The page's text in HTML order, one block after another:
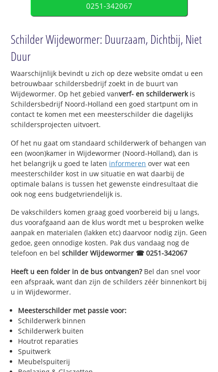
0251-342067
Schilder Wijdewormer: Duurzaam, Dichtbij, Niet
Duur
Waarschijnlijk bevindt u zich op deze website omdat u een
betrouwbaar schildersbedrijf zoekt in de buurt van
Wijdewormer. Op het gebied vanverf- en schilderwerkis
Schildersbedrijf Noord-Holland een goed startpunt om in
contact te komen met een meesterschilder die dagelijks
schildersprojecten uitvoert.
Of het nu gaat om standaard schilderwerk of behangen van
een (woon)kamer in Wijdewormer (Noord-Holland), dan is
het belangrijk u goed te laten informeren over wat een
meesterschilder kost in uw situatie en wat daarbij de
optimale balans is tussen het gewenste eindresultaat die
ook nog eens budgetvriendelijk is.
De vakschilders komen graag goed voorbereid bij u langs,
dus voorafgaand aan de klus wordt met u besproken welke
aanpak en materialen (lakken etc) daarvoor nodig zijn. Geen
gedoe, geen onnodige kosten. Pak dus vandaag nog de
telefoon en belschilder Wijdewormer ☎ 0251-342067
Heeft u een folder in de bus ontvangen?Bel dan snel voor
een afspraak, want dan zijn de schilders zéér binnenkort bij
u in Wijdewormer.
Meesterschilder met passie voor:
Schilderwerk binnen
Schilderwerk buiten
Houtrot reparaties
Spuitwerk
Meubelspuiterij